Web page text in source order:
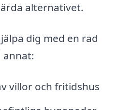
alternativet.
dig med en rad
annat:
villor och fritidshus